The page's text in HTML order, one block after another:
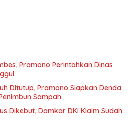
Pramono Perintahkan Dinas
Ditutup, Pramono Siapkan Denda
Sampah
Dikebut, Damkar DKI Klaim Sudah